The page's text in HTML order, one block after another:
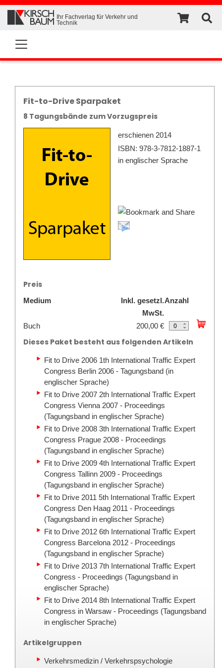
Ihr Fachverlag für Verkehr und
Technik
Fit-to-Drive Sparpaket
8 Tagungsbände zum Vorzugspreis
erschienen 2014
ISBN: 978-3-7812-1887-1
in englischer Sprache
Preis
Medium
Inkl. gesetzl.
MwSt.
Anzahl
Buch 200,00 €
Dieses Paket besteht aus folgenden Artikeln
Fit to Drive 2006 1th International Traffic Expert
Congress Berlin 2006 - Tagungsband (in
englischer Sprache)
Fit to Drive 2007 2th International Traffic Expert
Congress Vienna 2007 - Proceedings
(Tagungsband in englischer Sprache)
Fit to Drive 2008 3th International Traffic Expert
Congress Prague 2008 - Proceedings
(Tagungsband in englischer Sprache)
Fit to Drive 2009 4th International Traffic Expert
Congress Tallinn 2009 - Proceedings
(Tagungsband in englischer Sprache)
Fit to Drive 2011 5th International Traffic Expert
Congress Den Haag 2011 - Proceedings
(Tagungsband in englischer Sprache)
Fit to Drive 2012 6th International Traffic Expert
Congress Barcelona 2012 - Proceedings
(Tagungsband in englischer Sprache)
Fit to Drive 2013 7th International Traffic Expert
Congress - Proceedings (Tagungsband in
englischer Sprache)
Fit to Drive 2014 8th International Traffic Expert
Congress in Warsaw - Proceedings (Tagungsband
in englischer Sprache)
Artikelgruppen
Verkehrsmedizin / Verkehrspsychologie